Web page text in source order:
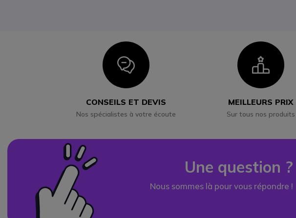
Icon
CONSEILS ET DEVIS
Nos spécialistes à votre écoute
Icon
MEILLEURS PRIX
Sur tous nos produits
Une question ?
Nous sommes là pour vous répondre !